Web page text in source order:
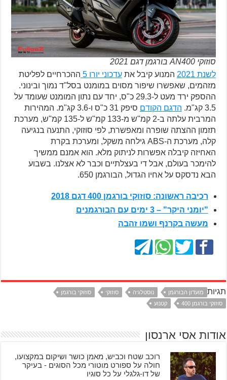
סוזוקי AN400 בורגמן דגם 2021
לשנת 2021
המנוע קיבל אתעדכוני יורו 5
ההכרחיים לפליטת
מזהמים, שאפשרו שיפור מסוים במומנט בסל"ד נמוך ובינוני.
ההספק ירד מעט ל-29.3 כ"ס, יחד עם נתון המומנט שעומד על
3.5 קג"מ.
הדגם הקודם
סיפק 31 כ"ס ו-3.6 קג"מ. המהירות
המרבית עלתה ב-2 קמ"ש מ-133 קמ"ש ל-135 קמ"ש, מערכת
תזמון ההצתה שופרה ומאפשרת, לפי סוזוקי, התנעה בנגיעה
קלה, מערכת ה-ABS גילחה משקל, ומערכת בקרת
האחיזה קיבלה אפשרות לניתוק מלא. הוא אמנם ממשיך
להימכר בעולם, אבל די בעצלתיים וכבר לא אצלנו. בשבוע
הבא נדסקס על אחיו הגדול, הבורגמן 650.
רכיבה ראשונה: סוזוקי בורגמן 400 דגם 2018
"יומני היקר" – 3 ימים עם הבורגמנים
מעשה בקרנף ושמו זהבה
תגיות מועדון הבורגמן נוסטלגיה סוזוקי
סוזוקי בורגמן
סוזוקי בורגמן 400
קטנוע
אודות אסי ארנסון
רוכב שטח וכביש, מאמן כושר ושיקום במקצועו,
חולה על ספורט מוטורי מכל הסוגים - בעיקר
של דו-גלגלי על כל סוגיו